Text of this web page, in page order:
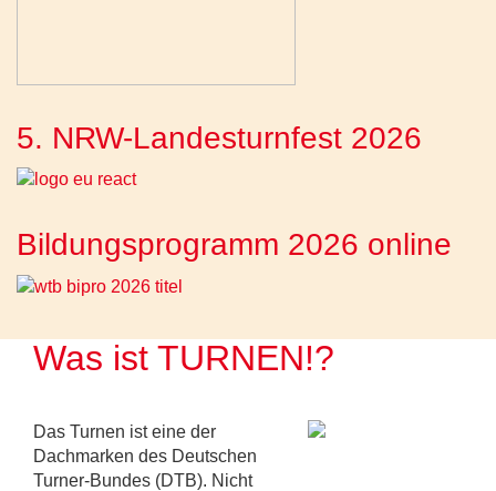
5. NRW-Landesturnfest 2026
Bildungsprogramm 2026 online
Was ist TURNEN!?
Das Turnen ist eine der
Dachmarken des Deutschen
Turner-Bundes (DTB). Nicht